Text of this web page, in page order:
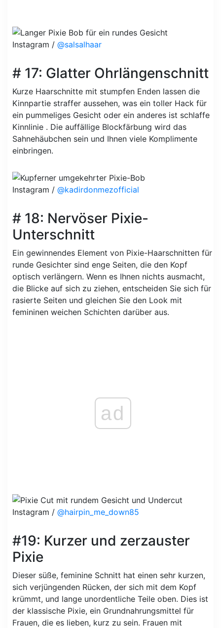
Instagram / @salsalhaar
# 17: Glatter Ohrlängenschnitt
Kurze Haarschnitte mit stumpfen Enden lassen die
Kinnpartie straffer aussehen, was ein toller Hack für
ein pummeliges Gesicht oder ein anderes ist schlaffe
Kinnlinie . Die auffällige Blockfärbung wird das
Sahnehäubchen sein und Ihnen viele Komplimente
einbringen.
Instagram / @kadirdonmezofficial
# 18: Nervöser Pixie-
Unterschnitt
Ein gewinnendes Element von Pixie-Haarschnitten für
runde Gesichter sind enge Seiten, die den Kopf
optisch verlängern. Wenn es Ihnen nichts ausmacht,
die Blicke auf sich zu ziehen, entscheiden Sie sich für
rasierte Seiten und gleichen Sie den Look mit
femininen weichen Schichten darüber aus.
ad
Instagram / @hairpin_me_down85
#19: Kurzer und zerzauster
Pixie
Dieser süße, feminine Schnitt hat einen sehr kurzen,
sich verjüngenden Rücken, der sich mit dem Kopf
krümmt, und lange unordentliche Teile oben. Dies ist
der klassische Pixie, ein Grundnahrungsmittel für
Frauen, die es lieben, kurz zu sein. Frauen mit